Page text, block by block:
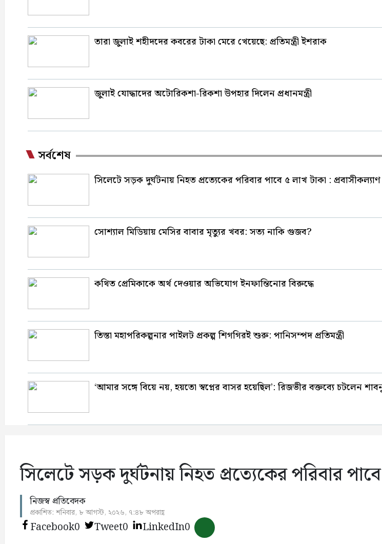
তারা জুলাই শহীদদের কবরের টাকা মেরে খেয়েছে: প্রতিমন্ত্রী ইশরাক
জুলাই যোদ্ধাদের অটোরিকশা-রিকশা উপহার দিলেন প্রধানমন্ত্রী
সর্বশেষ
সিলেটে সড়ক দুর্ঘটনায় নিহত প্রত্যেকের পরিবার পাবে ৫ লাখ টাকা : প্রবাসীকল্যাণ
সোশ্যাল মিডিয়ায় মেসির বাবার মৃত্যুর খবর: সত্য নাকি গুজব?
কথিত প্রেমিকাকে অর্থ দেওয়ার অভিযোগ ইনফান্তিনোর বিরুদ্ধে
তিস্তা মহাপরিকল্পনার পাইলট প্রকল্প শিগগিরই শুরু: পানিসম্পদ প্রতিমন্ত্রী
‘আমার সঙ্গে বিয়ে নয়, হয়তো স্বপ্নের বাসর হয়েছিল’: রিজভীর বক্তব্যে চটলেন
সিলেটে সড়ক দুর্ঘটনায় নিহত প্রত্যেকের পরিবার পাবে
নিজস্ব প্রতিবেদক
প্রকাশিত: শনিবার, ৮ আগস্ট, ২০২৬, ৭:৪৮ অপরাহ্ণ
Facebook0 Tweet0 LinkedIn0